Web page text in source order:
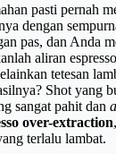
pasti pernah
dengan
pas, dan Anda
aliran
tetesan
Shot yang
sangat pahit dan
over-extraction
terlalu lambat.